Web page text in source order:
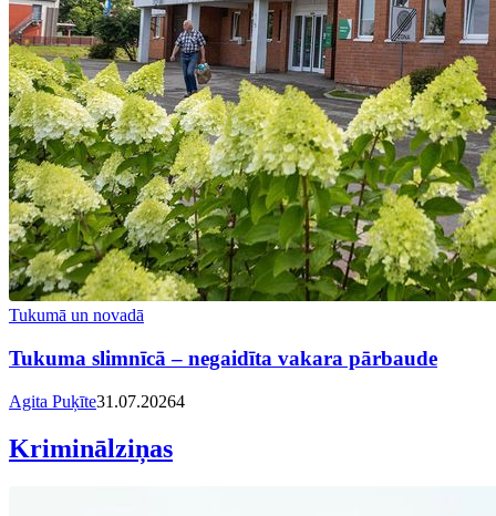
Tukumā un novadā
Tukuma slimnīcā – negaidīta vakara pārbaude
Agita Puķīte31.07.20264
Kriminālziņas